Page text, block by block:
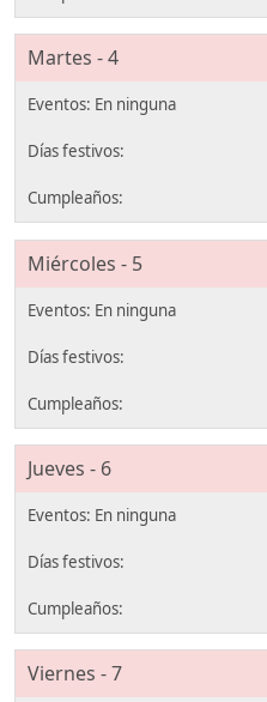
Martes - 4
Miércoles - 5
Jueves - 6
Viernes - 7